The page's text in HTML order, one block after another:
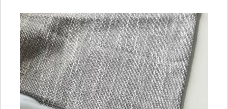
视
频
播
放
器